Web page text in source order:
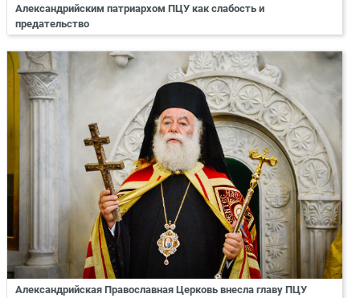
Александрийским патриархом ПЦУ как слабость и
предательство
Александрийская Православная Церковь внесла главу ПЦУ